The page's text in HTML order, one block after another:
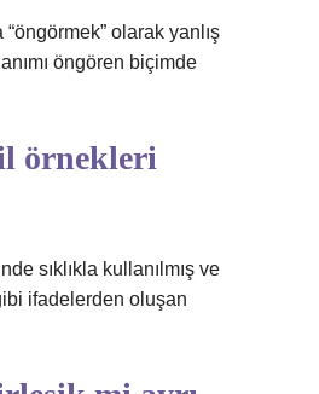
“öngörmek” olarak yanlış
öngören biçimde
örnekleri
sıklıkla kullanılmış ve
ifadelerden oluşan